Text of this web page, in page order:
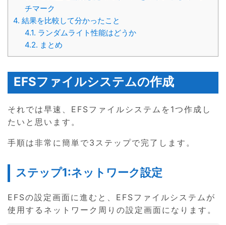
チマーク
4. 結果を比較して分かったこと
4.1. ランダムライト性能はどうか
4.2. まとめ
EFSファイルシステムの作成
それでは早速、EFSファイルシステムを1つ作成し
たいと思います。
手順は非常に簡単で3ステップで完了します。
ステップ1:ネットワーク設定
EFSの設定画面に進むと、EFSファイルシステムが
使用するネットワーク周りの設定画面になります。